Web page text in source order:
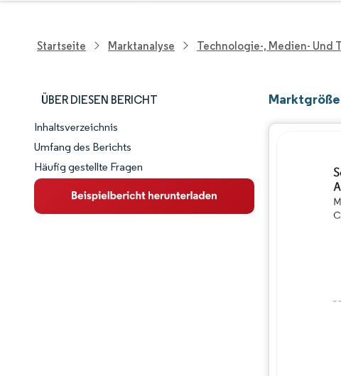
Startseite Marktanalyse Technologie-, Medien- Und
ÜBER DIESEN BERICHT
Marktschnappschuss
Marktübersicht
Wichtige Markttrends
Inhaltsverzeichnis
Umfang des Berichts
Häufig gestellte Fragen